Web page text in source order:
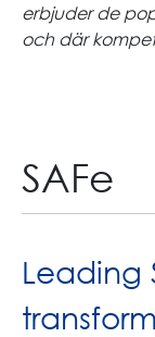
erbjuder de
och där
SAFe
Leading